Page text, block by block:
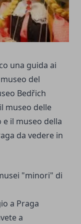
una guida ai
del
Bedřich
museo delle
il museo della
da vedere in
"minori" di
a Praga
a